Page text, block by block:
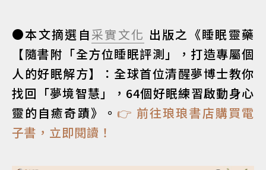
●本文摘選自采實文化 出版之《睡眠靈藥
【隨書附「全方位睡眠評測」，打造專屬個
人的好眠解方】：全球首位清醒夢博士教你
找回「夢境智慧」，64個好眠練習啟動身心
靈的自癒奇蹟》。 👉 前往琅琅書店購買電
子書，立即閱讀！